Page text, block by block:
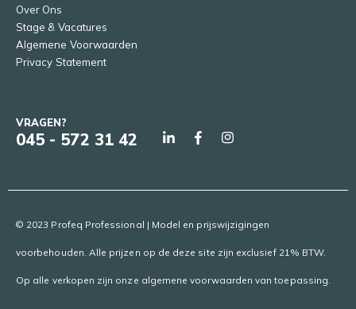
Over Ons
Stage & Vacatures
Algemene Voorwaarden
Privacy Statement
VRAGEN?
045 - 572 31 42
© 2023 Profeq Professional | Model en prijswijzigingen
voorbehouden. Alle prijzen op de deze site zijn exclusief 21% BTW.
Op alle verkopen zijn onze algemene voorwaarden van toepassing.